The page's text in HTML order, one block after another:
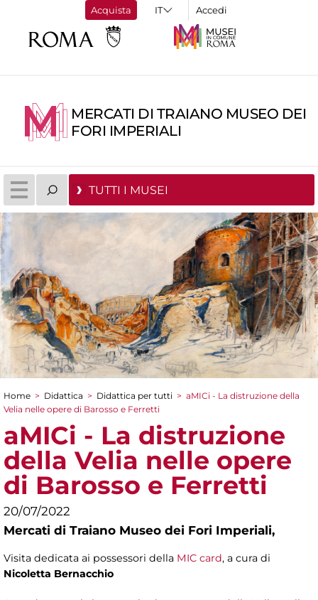
Acquista Accedi
MERCATI DI TRAIANO MUSEO DEI
FORI IMPERIALI
TUTTI I MUSEI
Tu sei qui
Home > Didattica > Didattica per tutti > aMICi - La distruzione della
Velia nelle opere di Barosso e Ferretti
aMICi - La distruzione
della Velia nelle opere
di Barosso e Ferretti
20/07/2022
Mercati di Traiano Museo dei Fori Imperiali,
Visita dedicata ai possessori della MIC card, a cura di
Nicoletta Bernacchio